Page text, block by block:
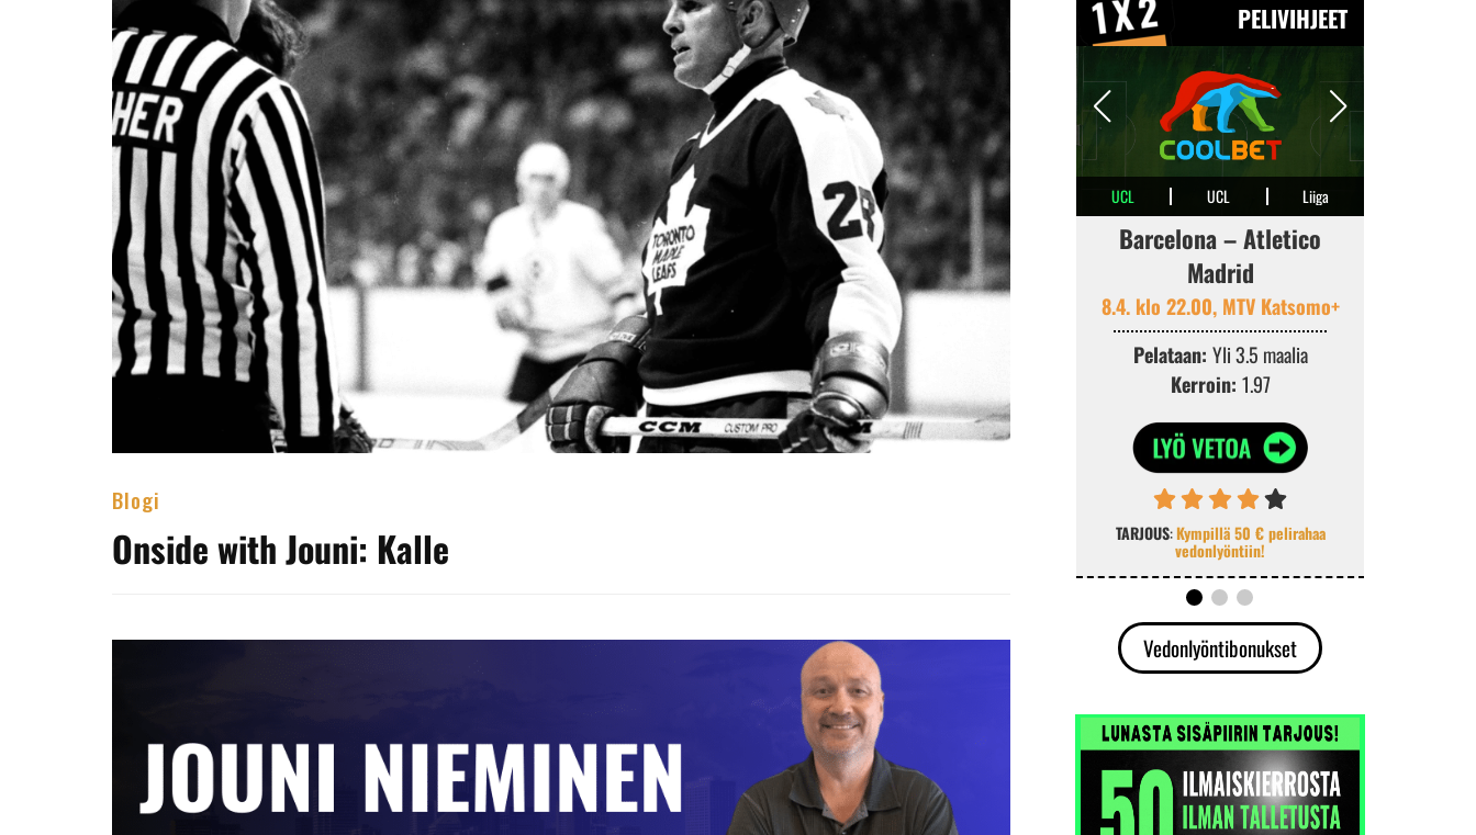
Blogi
Onside with Jouni: Kalle
PELIVIHJEET
Barcelona – Atletico
Madrid
8.4. klo 22.00, MTV Katsomo+
Pelataan: Yli 3.5 maalia
Kerroin: 1.97
TARJOUS:Kympillä 50 € pelirahaa
vedonlyöntiin!
UCL UCL Liiga
Vedonlyöntibonukset